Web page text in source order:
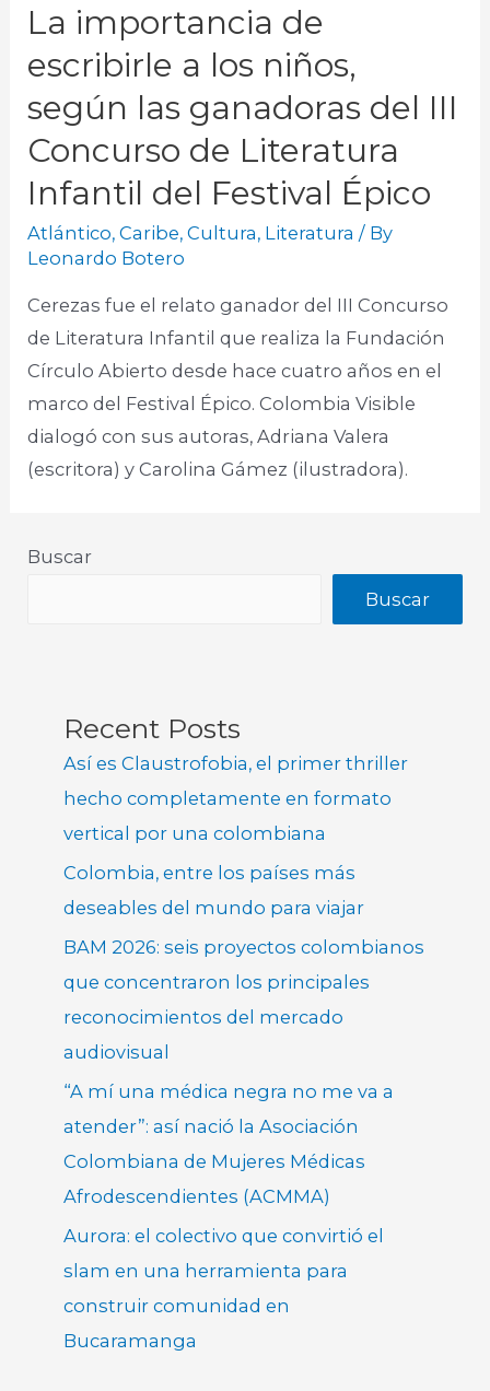
La importancia de
escribirle a los niños,
según las ganadoras del III
Concurso de Literatura
Infantil del Festival Épico
Atlántico,Caribe,Cultura, Literatura / By
Leonardo Botero
Cerezas fue el relato ganador del III Concurso
de Literatura Infantil que realiza la Fundación
Círculo Abierto desde hace cuatro años en el
marco del Festival Épico. Colombia Visible
dialogó con sus autoras, Adriana Valera
(escritora) y Carolina Gámez (ilustradora).
Buscar
Buscar
Recent Posts
Así es Claustrofobia, el primer thriller
hecho completamente en formato
vertical por una colombiana
Colombia, entre los países más
deseables del mundo para viajar
BAM 2026: seis proyectos colombianos
que concentraron los principales
reconocimientos del mercado
audiovisual
“A mí una médica negra no me va a
atender”: así nació la Asociación
Colombiana de Mujeres Médicas
Afrodescendientes (ACMMA)
Aurora: el colectivo que convirtió el
slam en una herramienta para
construir comunidad en
Bucaramanga